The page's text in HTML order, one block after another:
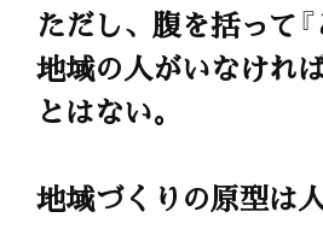
ただし、腹を括って
地域の人がいなけれ
とはない。
地域づくりの原型は